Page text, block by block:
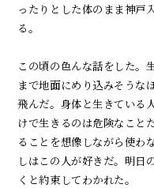
ったりとした体のまま神戸
る。
この頃の色んな話をした。
まで地面にめり込みそうな
飛んだ。身体と生きている
けで生きるのは危険なこと
ることを想像しながら使わ
しはこの人が好きだ。明日
くと約束してわかれた。